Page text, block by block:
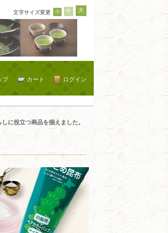
文字サイズ変更 小 中 大
ログイン
カート
プ
に役立つ商品を揃えました。